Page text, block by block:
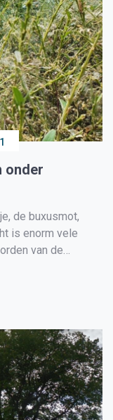
onder
de buxusmot,
is enorm vele
van de
van het
korte tijd een